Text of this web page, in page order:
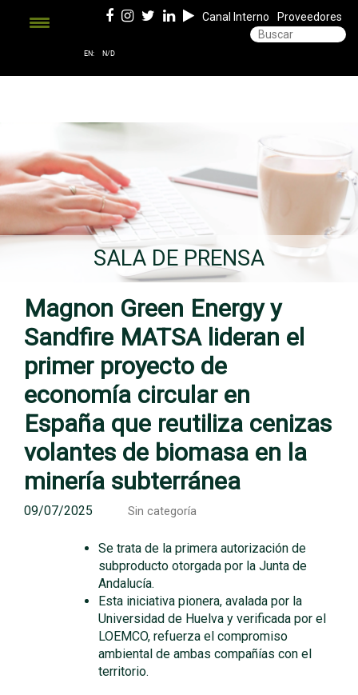
Canal Interno Proveedores
SALA DE PRENSA
Magnon Green Energy y
Sandfire MATSA lideran el
primer proyecto de
economía circular en
España que reutiliza cenizas
volantes de biomasa en la
minería subterránea
09/07/2025 Sin categoría
Se trata de la primera autorización de
subproducto otorgada por la Junta de
Andalucía.
Esta iniciativa pionera, avalada por la
Universidad de Huelva y verificada por el
LOEMCO, refuerza el compromiso
ambiental de ambas compañías con el
territorio.